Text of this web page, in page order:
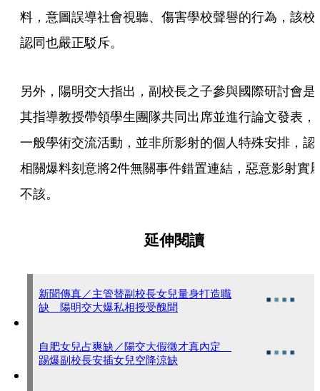
料，意圖誤導社會視聽、傷害學校聲譽的行為，該校
認同也嚴正駁斥。
另外，陽明交大指出，副校長之子參與國際研討會是
其指導教授帶領學生團隊共同出席並進行論文發表，
一般學術交流活動，並非所影射的個人特殊安排，認
相關爆料刻意將2件無關事件錯置連結，惡意影射實
不該。
延伸閱讀
新聞傳真／主管替副校長女兒量身打造職
缺 陽明交大爆私相授受醜聞
自肥女兒占爽缺／陽交大假徵才真內定
踢爆副校長安插女兒空降涼缺